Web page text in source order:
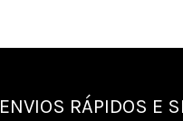
ENVIOS RÁPIDOS E